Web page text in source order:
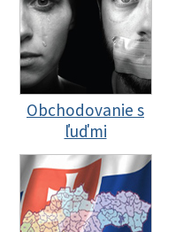
Obchodovanie s
ľuďmi